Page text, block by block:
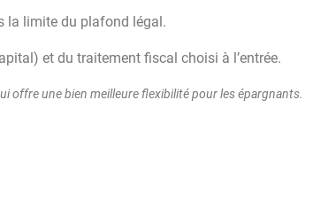
la limite du plafond légal.
et du traitement fiscal choisi à l’entrée.
offre une bien meilleure flexibilité pour les épargnants.